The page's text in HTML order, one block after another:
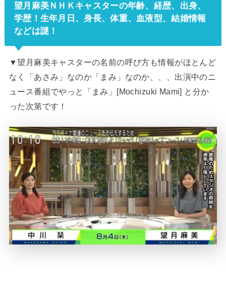
望月麻美ＮＨＫキャスターの年齢、経歴、出身、
学歴！生年月日、身長、体重、血液型、結婚情報
などは謎！
▼望月麻美キャスターの名前の呼び方も情報がほとんど
なく「あさみ」なのか「まみ」なのか、、、出演中のニ
ュース番組でやっと「まみ」[Mochizuki Mami] と分か
った次第です！